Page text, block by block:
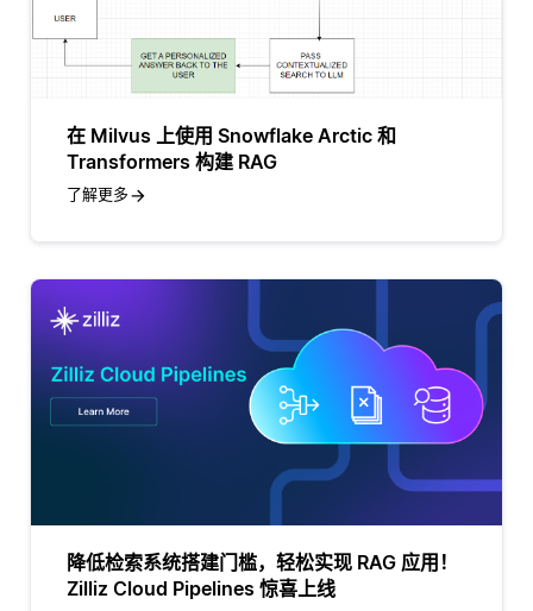
在 Milvus 上使用 Snowflake Arctic 和
Transformers 构建 RAG
了解更多
降低检索系统搭建门槛，轻松实现 RAG 应用！
Zilliz Cloud Pipelines 惊喜上线